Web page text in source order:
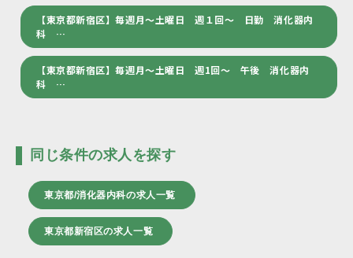
【東京都新宿区】毎週月～土曜日 週１回～ 日勤 消化器内
科 …
【東京都新宿区】毎週月～土曜日 週1回～ 午後 消化器内
科 …
同じ条件の求人を探す
東京都/消化器内科の求人一覧
東京都新宿区の求人一覧